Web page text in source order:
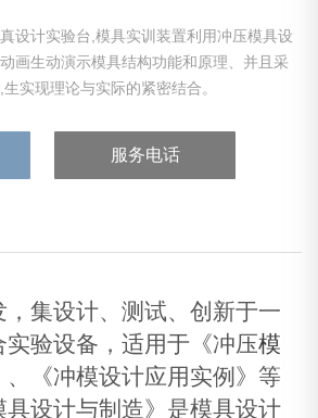
设计实验台,模具实训装置利用冲压模具设
画生动演示模具结构功能和原理、并且采
实现理论与实际的紧密结合。
服务电话
集设计、测试、创新于一
实验设备，适用于《冲压模
、《冲模设计应用实例》等
具设计与制造》是模具设计